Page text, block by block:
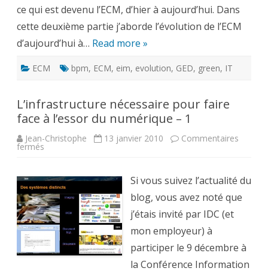
ce qui est devenu l’ECM, d’hier à aujourd’hui. Dans
cette deuxième partie j’aborde l’évolution de l’ECM
d’aujourd’hui à… Read more »
ECM bpm, ECM, eim, evolution, GED, green, IT
L’infrastructure nécessaire pour faire
face à l’essor du numérique – 1
Jean-Christophe 13 janvier 2010 Commentaires
fermés
faire
face
à
l’essor
du
numérique
–
1
Si vous suivez l’actualité du
blog, vous avez noté que
j’étais invité par IDC (et
mon employeur) à
participer le 9 décembre à
la Conférence Information